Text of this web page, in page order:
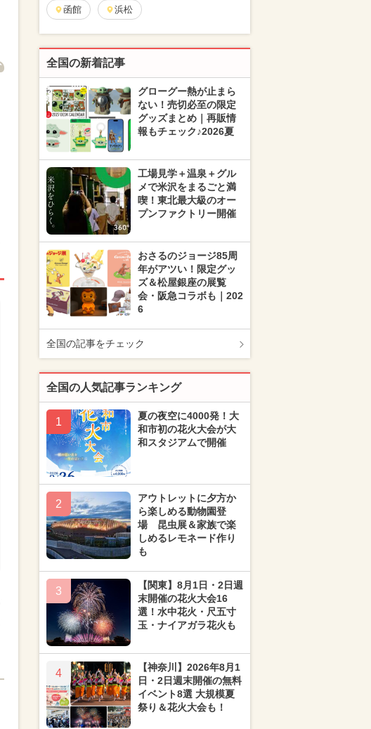
函館 浜松
全国の新着記事
グローグー熱が止まら
ない！売切必至の限定
グッズまとめ｜再販情
報もチェック♪2026夏
工場見学＋温泉＋グル
メで米沢をまるごと満
喫！東北最大級のオー
プンファクトリー開催
おさるのジョージ85周
年がアツい！限定グッ
ズ＆松屋銀座の展覧
会・阪急コラボも｜202
6
全国の記事をチェック
全国の人気記事ランキング
1
夏の夜空に4000発！大
和市初の花火大会が大
和スタジアムで開催
2
アウトレットに夕方か
ら楽しめる動物園登
場 昆虫展＆家族で楽
しめるレモネード作り
も
3
【関東】8月1日・2日週
末開催の花火大会16
選！水中花火・尺五寸
玉・ナイアガラ花火も
4
【神奈川】2026年8月1
日・2日週末開催の無料
イベント8選 大規模夏
祭り＆花火大会も！